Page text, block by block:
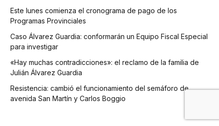
Este lunes comienza el cronograma de pago de los
Programas Provinciales
Caso Álvarez Guardia: conformarán un Equipo Fiscal Especial
para investigar
«Hay muchas contradicciones»: el reclamo de la familia de
Julián Álvarez Guardia
Resistencia: cambió el funcionamiento del semáforo de
avenida San Martín y Carlos Boggio